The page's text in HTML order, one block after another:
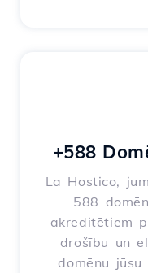
+588
La Hostico,
588
akreditētiem
drošību un
domēnu